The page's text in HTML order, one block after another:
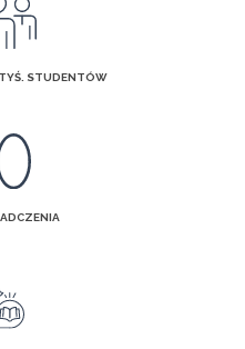
STUDENTÓW